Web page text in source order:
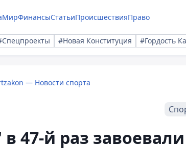
МирФинансыСтатьиПроисшествияПраво
#Новая Конституция #Гордость
— Новости спорта
47-й раз завоевали